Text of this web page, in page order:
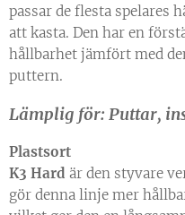
passar de flesta spelares
att kasta. Den har en
hållbarhet jämfört med
puttern.
Lämplig för: Puttar,
Plastsort
K3 Hard är den styvare
gör denna linje mer